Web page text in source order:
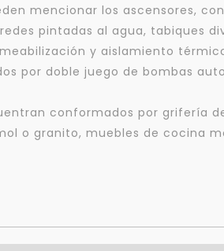
mencionar los ascensores,
pintadas al agua, tabiques
y aislamiento
por doble juego de bombas
conformados por grifería
o granito, muebles de cocina